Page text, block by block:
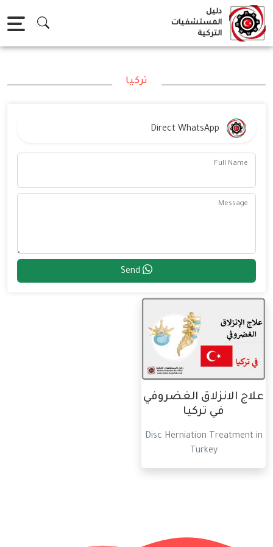
Skip
content
دليل
المستشفيات
التركية
تركيا
Full Name
Message
علاج الانزلاق الغضروفي
في تركيا
Disc Herniation Treatment in
Turkey